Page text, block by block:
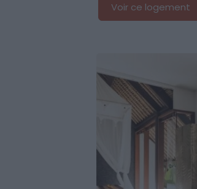
Voir ce logement